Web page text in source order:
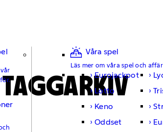
Våra spel
Läs mer om våra spel och
Eurojackpot
Lotto
Keno
Oddset
TAGGARKIV